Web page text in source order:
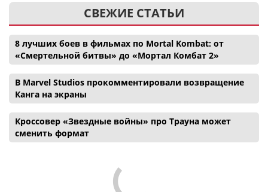
СВЕЖИЕ СТАТЬИ
8 лучших боев в фильмах по Mortal Kombat: от
«Смертельной битвы» до «Мортал Комбат 2»
В Marvel Studios прокомментировали возвращение
Канга на экраны
Кроссовер «Звездные войны» про Трауна может
сменить формат